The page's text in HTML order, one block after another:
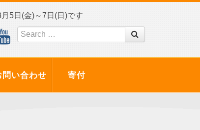
5日(金)～7日(日)です
問い合わせ 寄付